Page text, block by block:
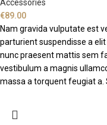
Accessories
€89.00
Nam gravida vulputate est
parturient suspendisse a
nunc praesent mattis sem
vestibulum a magnis
massa a torquent feugiat a.